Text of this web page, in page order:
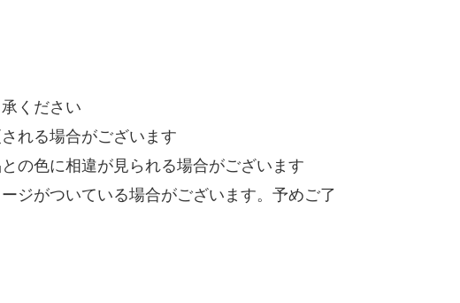
ください
れる場合がございます
の色に相違が見られる場合がございます
ジがついている場合がございます。予めご了